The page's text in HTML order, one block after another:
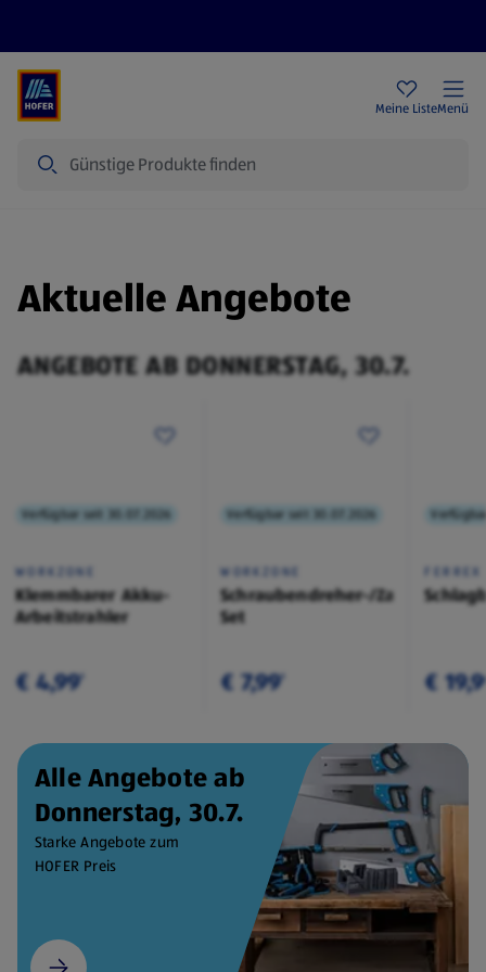
Meine ListeMenü
Aktuelle Angebote
ANGEBOTE AB DONNERSTAG, 30.7.
Verfügbar seit 30.07.2026
WORKZONE
Klemmbarer Akku-
Arbeitstrahler
€ 4,99¹
Verfügbar seit 30.07.2026
WORKZONE
Schraubendreher-/Zangen-
Set
€ 7,99¹
FERREX
€
Alle Angebote ab
Donnerstag, 30.7.
Starke Angebote zum
HOFER Preis